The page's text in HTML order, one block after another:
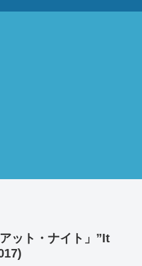
ット・ナイト」”It